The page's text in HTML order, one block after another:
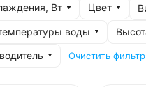
Вт Цвет
воды
Очистить фильтр